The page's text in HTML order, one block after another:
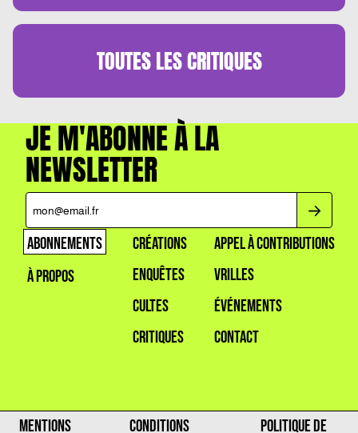
CONCERT
TOUTES LESCRITIQUES
JE M'ABONNE À LA
NEWSLETTER
ABONNEMENTS
À PROPOS
CRÉATIONS
ENQUÊTES
CULTES
CRITIQUES
APPEL À CONTRIBUTIONS
VRILLES
ÉVÉNEMENTS
CONTACT
MENTIONS CONDITIONS POLITIQUE DE